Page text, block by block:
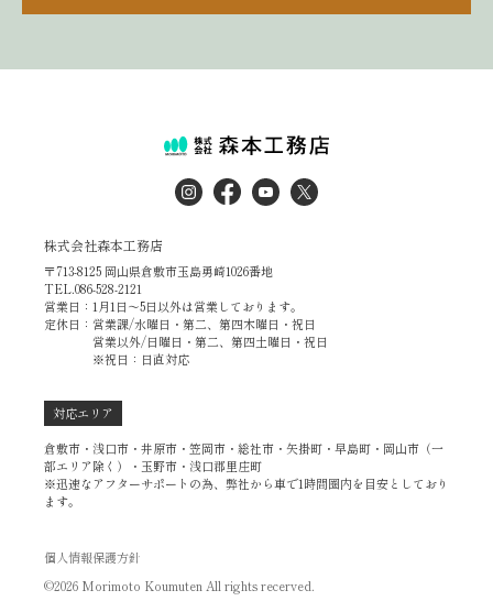
株式会社森本工務店
〒713-8125 岡山県倉敷市玉島勇崎1026番地
TEL.086-528-2121
営業日：1月1日～5日以外は営業しております。
定休日：営業課/水曜日・第二、第四木曜日・祝日
営業以外/日曜日・第二、第四土曜日・祝日
※祝日：日直対応
対応エリア
倉敷市・浅口市・井原市・笠岡市・総社市・矢掛町・早島町・岡山市（一
部エリア除く）・玉野市・浅口郡里庄町
※迅速なアフターサポートの為、弊社から車で1時間圏内を目安としており
ます。
個人情報保護方針
©2026 Morimoto Koumuten All rights recerved.